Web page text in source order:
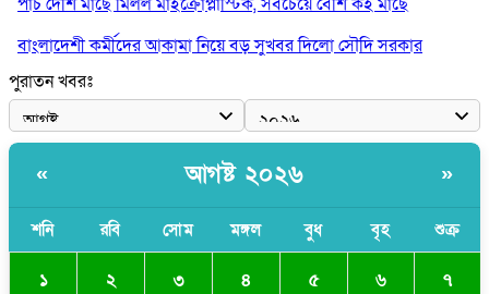
বাংলাদেশী কর্মীদের আকামা নিয়ে বড় সুখবর দিলো সৌদি সরকার
ভারতের পূর্ব সীমান্তে এখন ‘আরেকটি পাকিস্তান’ গড়ে উঠেছে: সজীব
ওয়াজেদ জয়
যে ডকুমেন্টারিতে আবু সাঈদের ছবি নেই, সেটা কোনো ডকুমেন্টারি নয়:
ভারপ্রাপ্ত রাষ্ট্রপতি
পুরাতন খবরঃ
« আগষ্ট ২০২৬ »
শনি রবি সোম মঙ্গল বুধ বৃহ শুক্র
১ ২ ৩ ৪ ৫ ৬ ৭